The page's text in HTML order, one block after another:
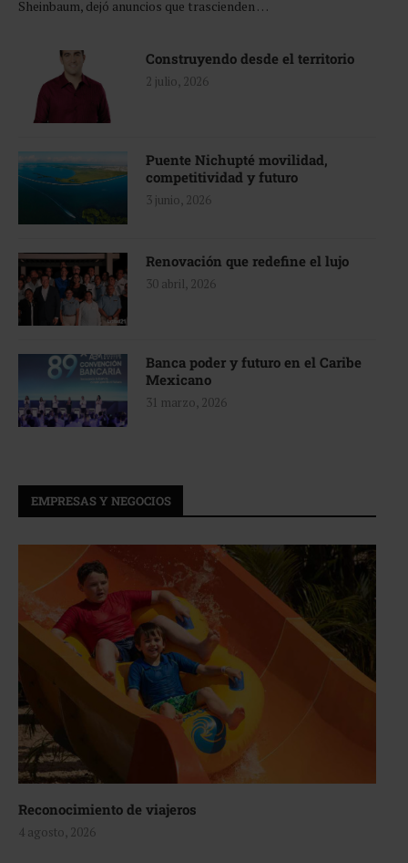
Sheinbaum, dejó anuncios que trascienden …
Construyendo desde el territorio
2 julio, 2026
Puente Nichupté movilidad,
competitividad y futuro
3 junio, 2026
Renovación que redefine el lujo
30 abril, 2026
Banca poder y futuro en el Caribe
Mexicano
31 marzo, 2026
EMPRESAS Y NEGOCIOS
Reconocimiento de viajeros
4 agosto, 2026